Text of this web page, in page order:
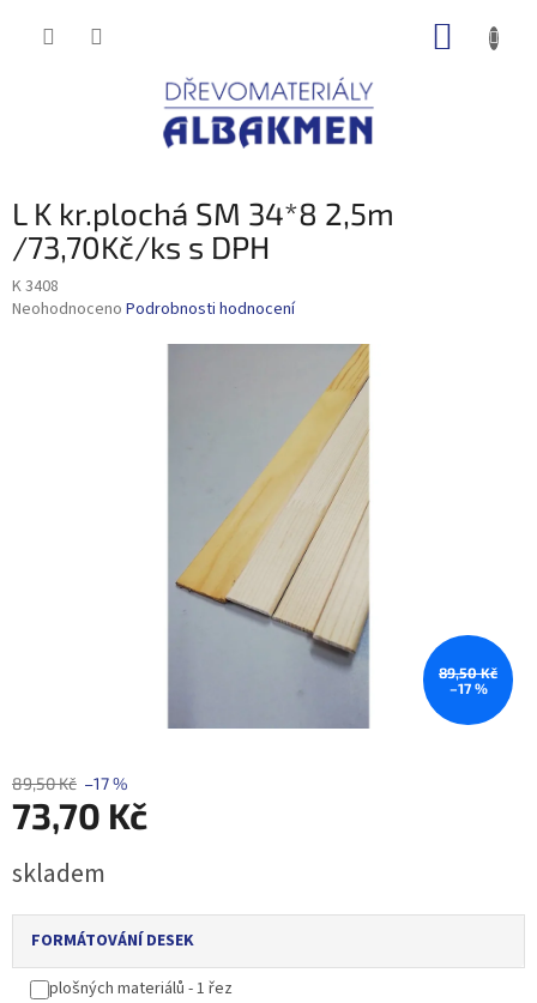
L K kr.plochá SM 34*8 2,5m
/73,70Kč/ks s DPH
K 3408
Průměrné
Neohodnoceno Podrobnosti hodnocení
89,50 Kč
–17 %
89,50 Kč –17 %
73,70 Kč
cena:
skladem
FORMÁTOVÁNÍ DESEK
plošných materiálů - 1 řez